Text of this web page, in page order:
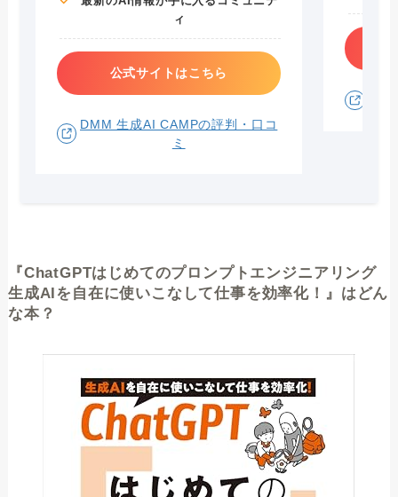
ィ
公式サイトはこちら
DMM 生成AI CAMPの評判・口コ
ミ
『ChatGPTはじめてのプロンプトエンジニアリング
生成AIを自在に使いこなして仕事を効率化！』はどん
な本？